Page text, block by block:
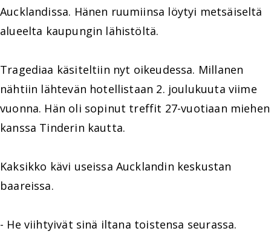
Aucklandissa. Hänen ruumiinsa löytyi metsäiseltä
alueelta kaupungin lähistöltä.
Tragediaa käsiteltiin nyt oikeudessa. Millanen
nähtiin lähtevän hotellistaan 2. joulukuuta viime
vuonna. Hän oli sopinut treffit 27-vuotiaan miehen
kanssa Tinderin kautta.
Kaksikko kävi useissa Aucklandin keskustan
baareissa.
- He viihtyivät sinä iltana toistensa seurassa.